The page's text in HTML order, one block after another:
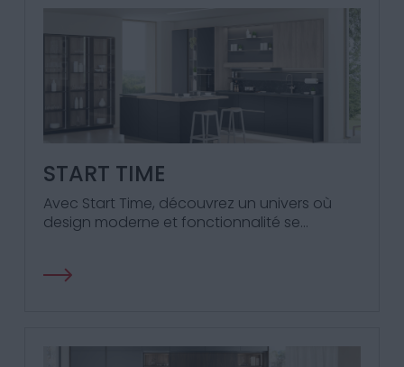
START TIME
Avec Start Time, découvrez un univers où
design moderne et fonctionnalité se